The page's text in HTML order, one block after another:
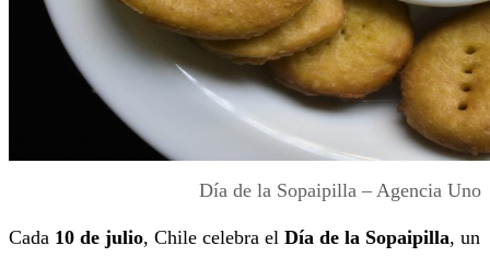
Día de la Sopaipilla – Agencia Uno
Cada 10 de julio, Chile celebra el Día de la Sopaipilla, un